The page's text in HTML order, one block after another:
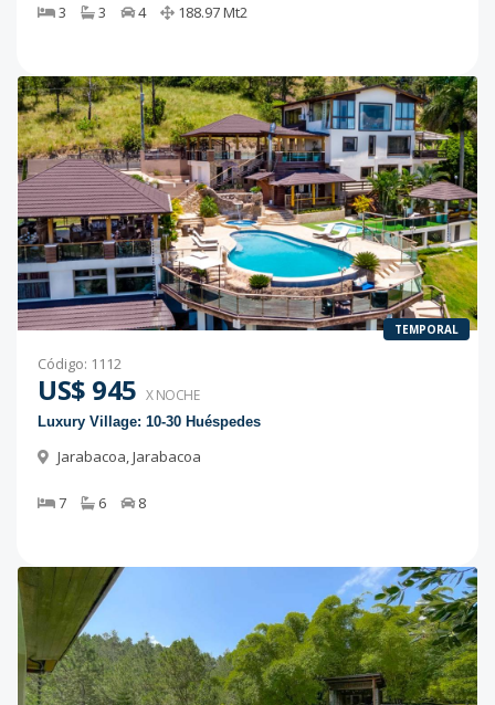
3 3 4 188.97Mt2
TEMPORAL
Código: 1112
US$ 945 X NOCHE
Luxury Village: 10-30 Huéspedes
Jarabacoa,Jarabacoa
7 6 8